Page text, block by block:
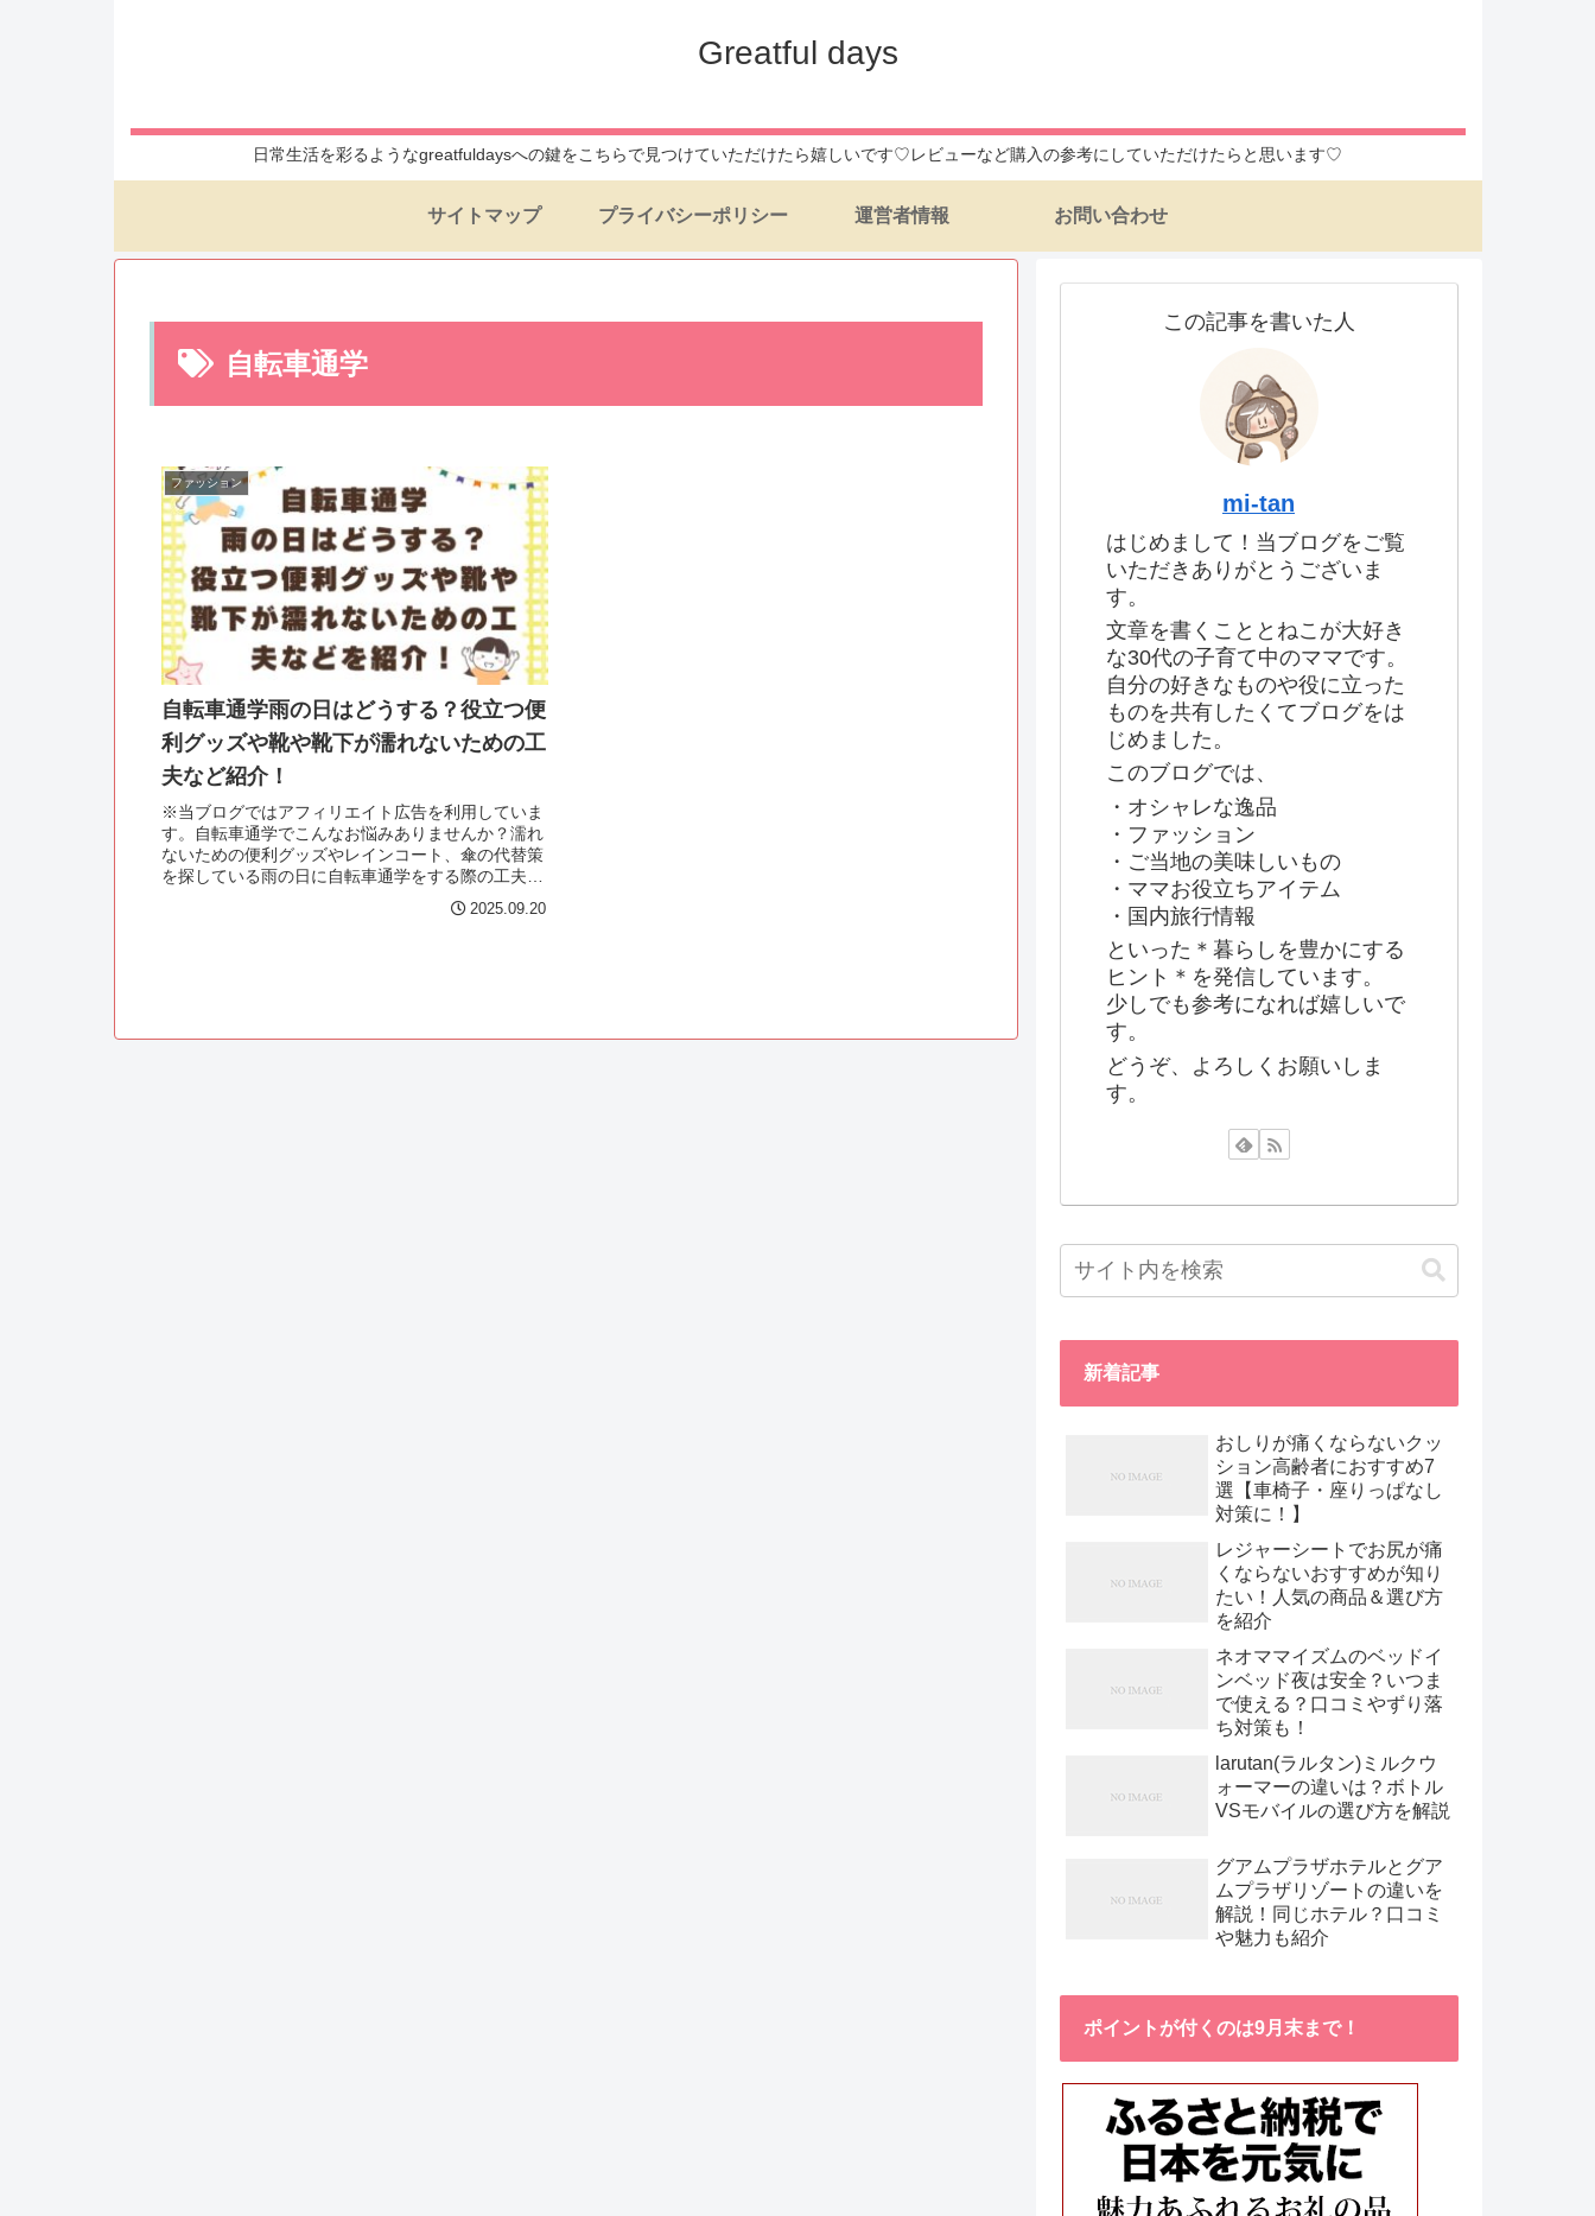
Greatful days
日常生活を彩るようなgreatfuldaysへの鍵をこちらで見つけていただけたら嬉しいです♡レビューなど購入の参考にしていただけたらと思います♡
サイトマップ プライバシーポリシー 運営者情報 お問い合わせ
自転車通学
ファッション
自転車通学雨の日はどうする？役立つ便
利グッズや靴や靴下が濡れないための工
夫など紹介！
※当ブログではアフィリエイト広告を利用していま
す。自転車通学でこんなお悩みありませんか？濡れ
ないための便利グッズやレインコート、傘の代替策
を探している雨の日に自転車通学をする際の工夫や
注意点を知りたい安全面（滑る、事故、視界不良な
2025.09.20
この記事を書いた人
mi-tan
はじめまして！当ブログをご覧
いただきありがとうございま
す。
文章を書くこととねこが大好き
な30代の子育て中のママです。
自分の好きなものや役に立った
ものを共有したくてブログをは
じめました。
このブログでは、
・オシャレな逸品
・ファッション
・ご当地の美味しいもの
・ママお役立ちアイテム
・国内旅行情報
といった＊暮らしを豊かにする
ヒント＊を発信しています。
少しでも参考になれば嬉しいで
す。
どうぞ、よろしくお願いしま
す。
新着記事
おしりが痛くならないクッ
ション高齢者におすすめ7
選【車椅子・座りっぱなし
対策に！】
レジャーシートでお尻が痛
くならないおすすめが知り
たい！人気の商品＆選び方
を紹介
ネオママイズムのベッドイ
ンベッド夜は安全？いつま
で使える？口コミやずり落
ち対策も！
larutan(ラルタン)ミルクウ
ォーマーの違いは？ボトル
VSモバイルの選び方を解説
グアムプラザホテルとグア
ムプラザリゾートの違いを
解説！同じホテル？口コミ
や魅力も紹介
ポイントが付くのは9月末まで！